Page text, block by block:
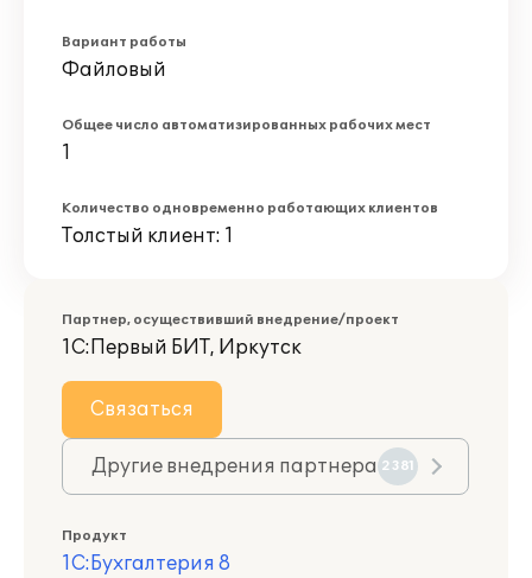
Вариант работы
Файловый
Общее число автоматизированных рабочих мест
1
Количество одновременно работающих клиентов
Толстый клиент: 1
Партнер, осуществивший внедрение/проект
1С:Первый БИТ, Иркутск
Связаться
Другие внедрения партнера 2381
Продукт
1С:Бухгалтерия 8